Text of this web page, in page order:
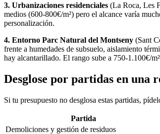
3. Urbanizaciones residenciales (La Roca, Les
medios (600-800€/m²) pero el alcance varía
personalización.
4. Entorno Parc Natural del Montseny (Sant
frente a humedades de subsuelo, aislamiento
hay alcantarillado. El rango sube a 750-1.100€/
Desglose por partidas en
Si tu presupuesto no desglosa estas partidas,
Partida
Demoliciones y gestión de residuos